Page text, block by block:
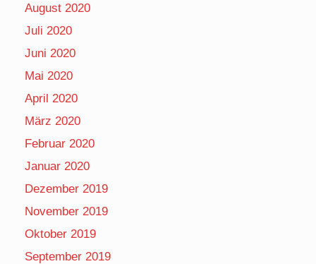
August 2020
Juli 2020
Juni 2020
Mai 2020
April 2020
März 2020
Februar 2020
Januar 2020
Dezember 2019
November 2019
Oktober 2019
September 2019